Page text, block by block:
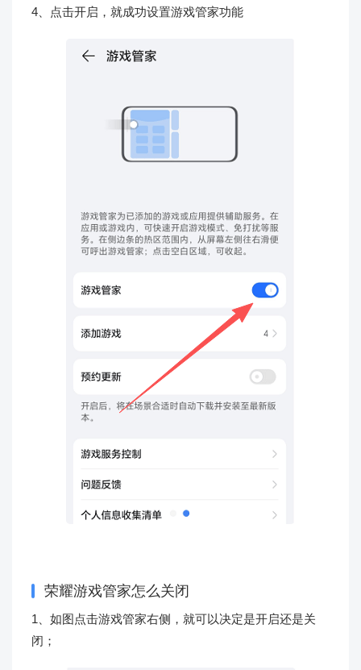
4、点击开启，就成功设置游戏管家功能
荣耀游戏管家怎么关闭
1、如图点击游戏管家右侧，就可以决定是开启还是关
闭；